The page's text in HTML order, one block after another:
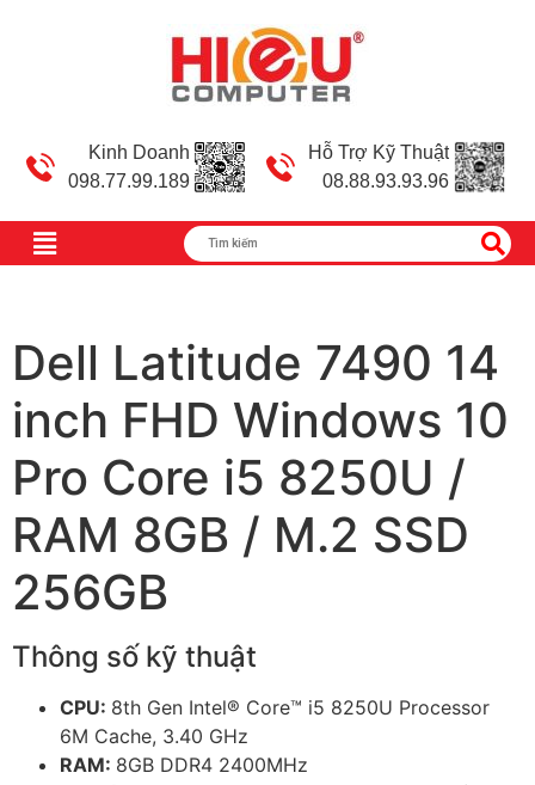
Kinh Doanh
098.77.99.189
Hỗ Trợ Kỹ Thuật
08.88.93.93.96
Dell Latitude 7490 14
inch FHD Windows 10
Pro Core i5 8250U /
RAM 8GB / M.2 SSD
256GB
Thông số kỹ thuật
CPU: 8th Gen Intel® Core™ i5 8250U Processor
6M Cache, 3.40 GHz
RAM: 8GB DDR4 2400MHz